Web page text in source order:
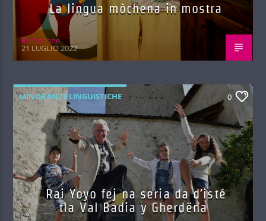
La lingua mòchena in mostra
Red.azione
21 LUGLIO 2022
MINORANZE LINGUISTICHE 0
Rai Yoyo fej na seria da d’isté
tla Val Badia y Gherdëna